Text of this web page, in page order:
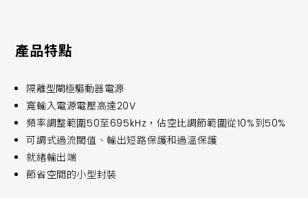
產品特點
隔離型閘極驅動器電源
寬輸入電源電壓高達20V
頻率調整範圍50至695kHz，佔空比調節範圍從10%到50%
可調式過流閾值、輸出短路保護和過溫保護
就緒輸出端
節省空間的小型封裝